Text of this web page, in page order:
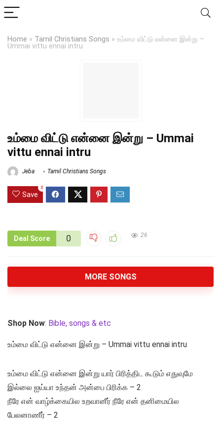
Home » Tamil Christians Songs » உம்மை விட்டு என்னை இன்று –
Ummai vittu ennai intru
உம்மை விட்டு என்னை இன்று – Ummai
vittu ennai intru
Jeba Tamil Christians Songs
Save
0
Deal Score 0 26
MORE SONGS
Shop Now: Bible, songs & etc
உம்மை விட்டு என்னை இன்று – Ummai vittu ennai intru
உம்மை விட்டு என்னை இன்று யார் பிரித்திட கூடும் எதுவுமே
இல்லை ஐய்யா உந்தன் அன்பை பிரிக்க – 2
நீரே என் வாழ்க்கையில உறவானீர் நீரே என் தனிமையில
பேலனாணீர் – 2